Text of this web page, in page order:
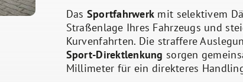
Das Sportfahrwerk mit selektivem
Straßenlage Ihres Fahrzeugs und
Kurvenfahrten. Die straffere
Sport-Direktlenkung sorgen
Millimeter für ein direkteres